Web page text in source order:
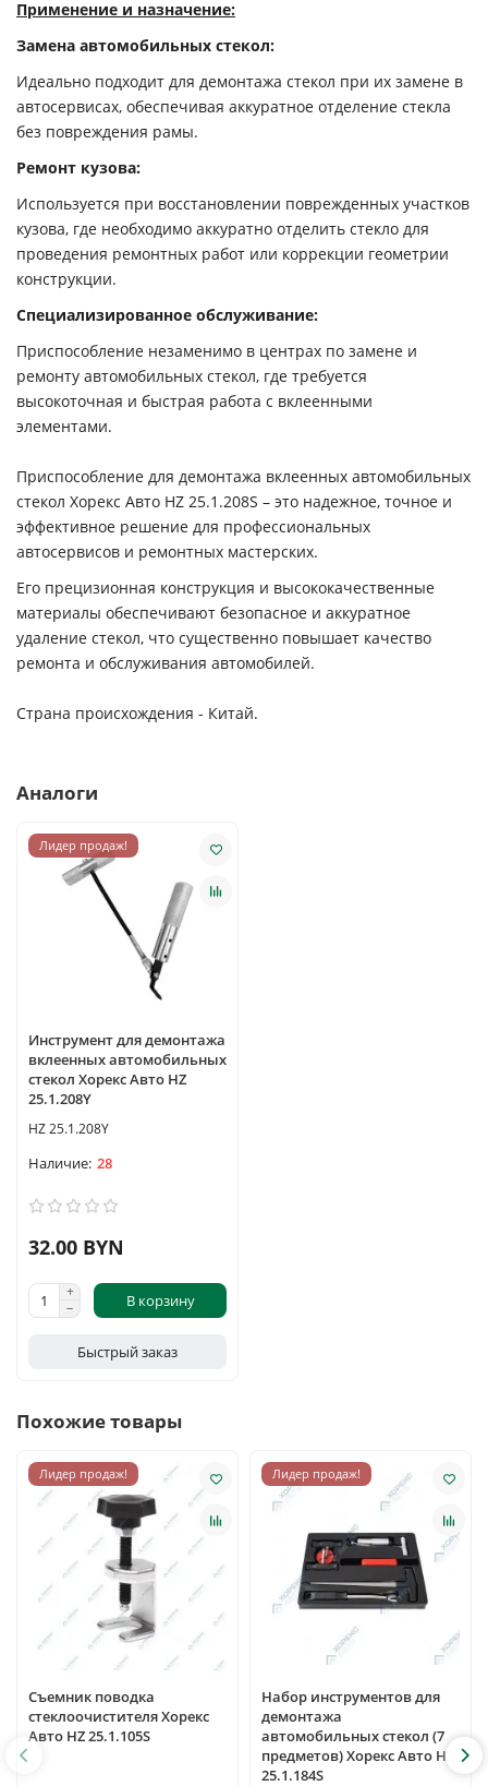
Применение и назначение:
Замена автомобильных стекол:
Идеально подходит для демонтажа стекол при их замене в
автосервисах, обеспечивая аккуратное отделение стекла
без повреждения рамы.
Ремонт кузова:
Используется при восстановлении поврежденных участков
кузова, где необходимо аккуратно отделить стекло для
проведения ремонтных работ или коррекции геометрии
конструкции.
Специализированное обслуживание:
Приспособление незаменимо в центрах по замене и
ремонту автомобильных стекол, где требуется
высокоточная и быстрая работа с вклеенными
элементами.
Приспособление для демонтажа вклеенных автомобильных
стекол Хорекс Авто HZ 25.1.208S – это надежное, точное и
эффективное решение для профессиональных
автосервисов и ремонтных мастерских.
Его прецизионная конструкция и высококачественные
материалы обеспечивают безопасное и аккуратное
удаление стекол, что существенно повышает качество
ремонта и обслуживания автомобилей.
Страна происхождения - Китай.
Аналоги
Лидер продаж!
Инструмент для демонтажа
вклеенных автомобильных
стекол Хорекс Авто HZ
25.1.208Y
HZ 25.1.208Y
28
32.00 BYN
В корзину
Быстрый заказ
Похожие товары
Лидер продаж!
Съемник поводка
стеклоочистителя Хорекс
Авто HZ 25.1.105S
Лидер продаж!
Набор инструментов для
демонтажа
автомобильных стекол (7
предметов) Хорекс Авто HZ
25.1.184S